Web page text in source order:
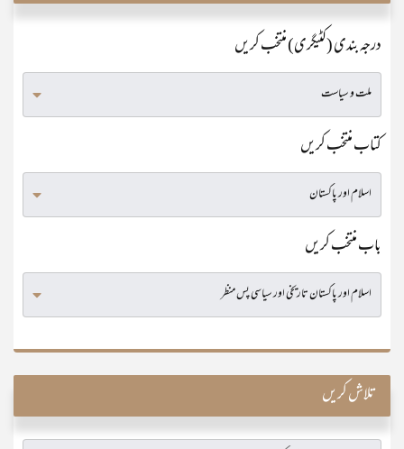
درجہ بندی (کٹیگری) منتخب کریں
کتاب منتخب کریں
باب منتخب کریں
تلاش کریں